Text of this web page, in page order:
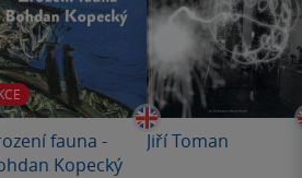
fauna -
Kopecký
Jiří Toman